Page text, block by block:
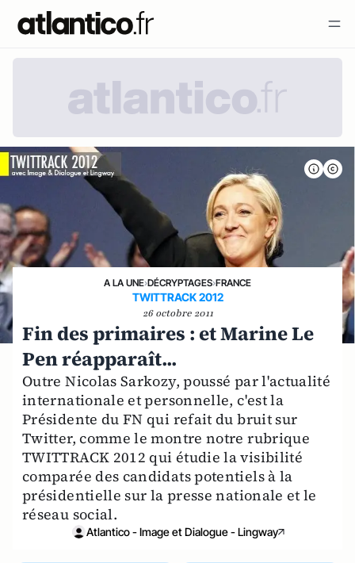
A LA UNE›DÉCRYPTAGES›FRANCE
TWITTRACK 2012
26 octobre 2011
Fin des primaires : et Marine Le
Pen réapparaît...
Outre Nicolas Sarkozy, poussé par l'actualité
internationale et personnelle, c'est la
Présidente du FN qui refait du bruit sur
Twitter, comme le montre notre rubrique
TWITTRACK 2012 qui étudie la visibilité
comparée des candidats potentiels à la
présidentielle sur la presse nationale et le
réseau social.
Atlantico - Image et Dialogue - Lingway